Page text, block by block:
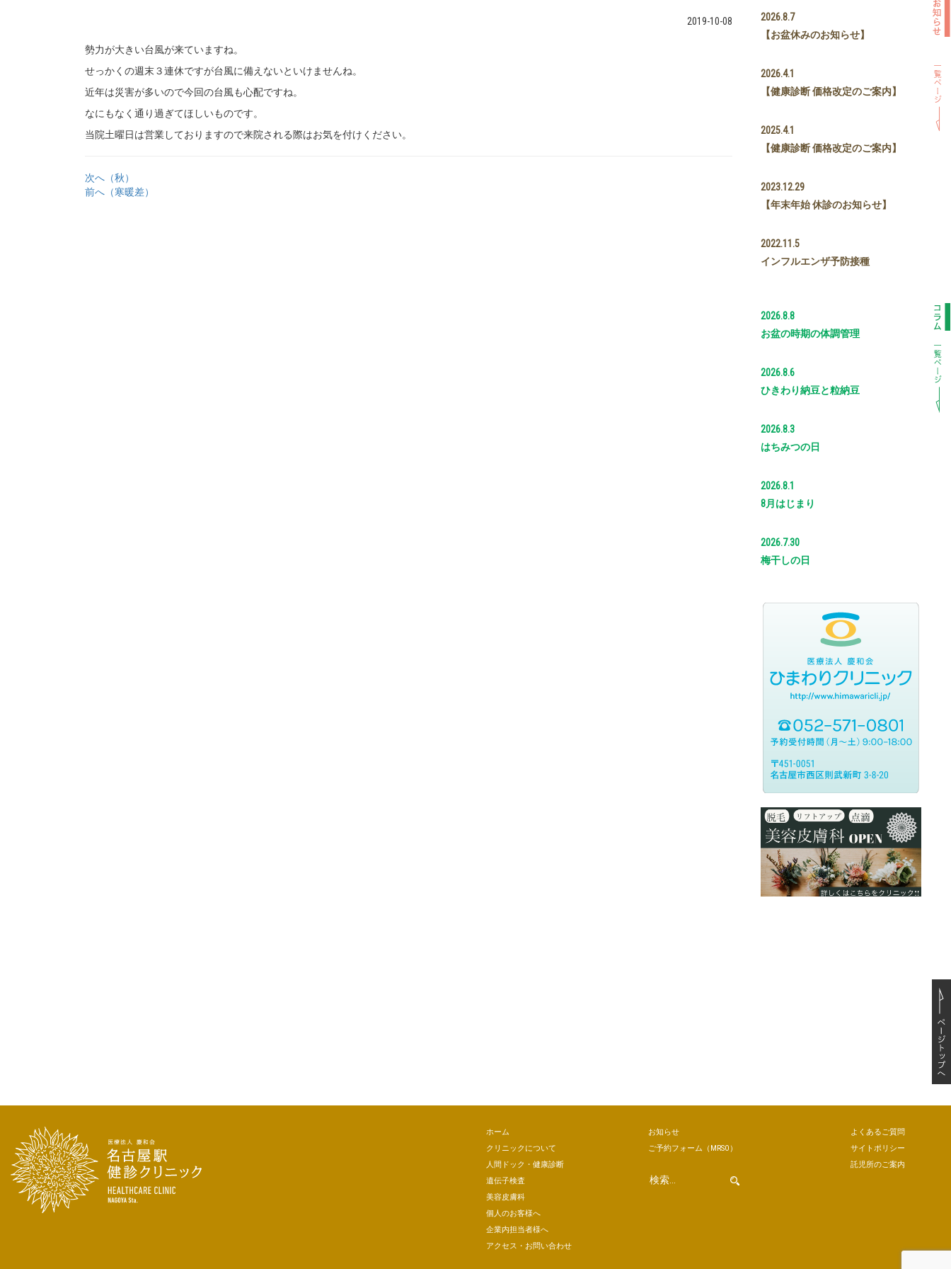
2019-10-08
勢力が大きい台風が来ていますね。
せっかくの週末３連休ですが台風に備えないといけませんね。
近年は災害が多いので今回の台風も心配ですね。
なにもなく通り過ぎてほしいものです。
当院土曜日は営業しておりますので来院される際はお気を付けください。
次へ（秋）
前へ（寒暖差）
2026.8.7
【お盆休みのお知らせ】
2026.4.1
【健康診断 価格改定のご案内】
2025.4.1
【健康診断 価格改定のご案内】
2023.12.29
【年末年始 休診のお知らせ】
2022.11.5
インフルエンザ予防接種
2026.8.8
お盆の時期の体調管理
2026.8.6
ひきわり納豆と粒納豆
2026.8.3
はちみつの日
2026.8.1
8月はじまり
2026.7.30
梅干しの日
ホーム
クリニックについて
人間ドック・健康診断
遺伝子検査
美容皮膚科
個人のお客様へ
企業内担当者様へ
アクセス・お問い合わせ
お知らせ
ご予約フォーム （MRSO）
よくあるご質問
サイトポリシー
託児所のご案内